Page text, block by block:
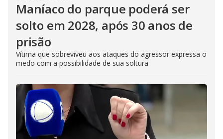
Maníaco do parque poderá ser
solto em 2028, após 30 anos de
prisão
Vítima que sobreviveu aos ataques do agressor expressa o
medo com a possibilidade de sua soltura